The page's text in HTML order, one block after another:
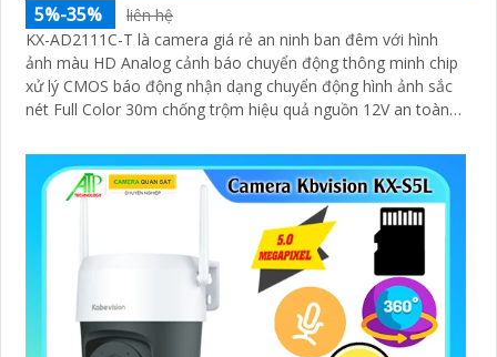
5%-35%
liên hệ
KX-AD2111C-T là camera giá rẻ an ninh ban đêm với hình
ảnh màu HD Analog cảnh báo chuyển động thông minh chip
xử lý CMOS báo động nhận dạng chuyển động hình ảnh sắc
nét Full Color 30m chống trộm hiệu quả nguồn 12V an toàn
6mm và đầu ghi chức năng xem ban đêm màu